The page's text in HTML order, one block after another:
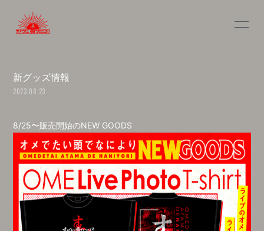
N
ログイン
新グッズ情報
2023.08.23
8/25〜販売開始のNEW GOODS